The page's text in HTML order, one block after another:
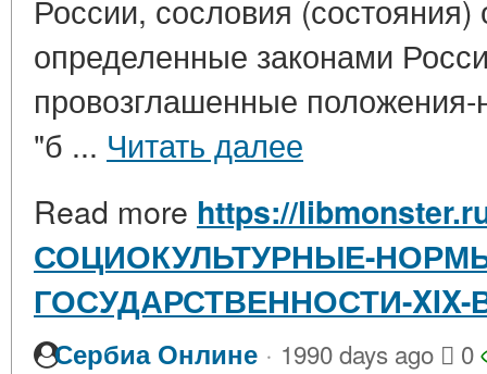
России, сословия
определенные законами
провозглашенные
"б ... Читать далее
Read more https://
СОЦИОКУЛЬТУРНЫЕ-
ГОСУДАРСТВЕННОСТИ-XIX-
Сербиа Онлине · 1990 days ago 0